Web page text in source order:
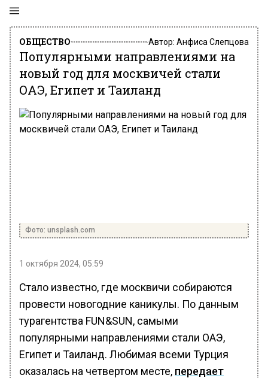
ОБЩЕСТВО Автор: Анфиса Слепцова
Популярными направлениями на
новый год для москвичей стали
ОАЭ, Египет и Таиланд
Фото: unsplash.com
1 октября 2024, 05:59
Стало известно, где москвичи собираются
провести новогодние каникулы. По данным
турагентства FUN&SUN, самыми
популярными направлениями стали ОАЭ,
Египет и Таиланд. Любимая всеми Турция
оказалась на четвертом месте, передает